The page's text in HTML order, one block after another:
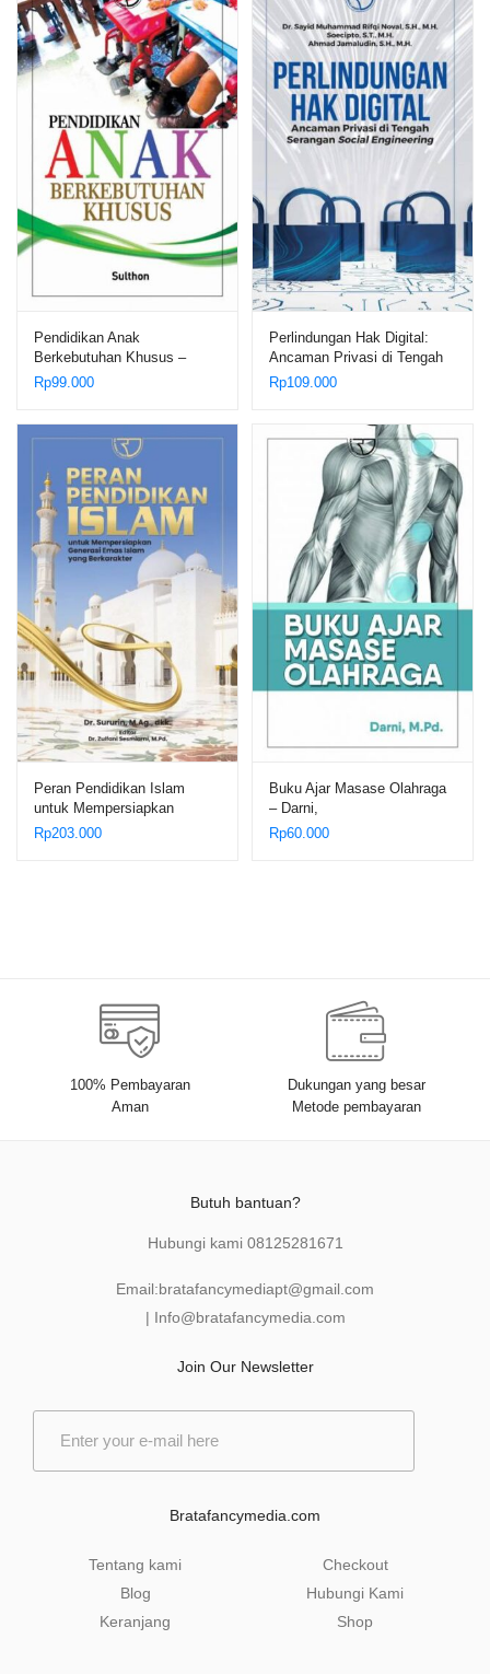
M.Ag.
Pendidikan Anak
Berkebutuhan Khusus –
Sulthon
Rp99.000
Perlindungan Hak Digital:
Ancaman Privasi di Tengah
Serangan Social Engineering
Rp109.000
Peran Pendidikan Islam
untuk Mempersiapkan
Generasi Emas Islam yang
Rp203.000
Buku Ajar Masase Olahraga
– Darni,
Rp60.000
100% Pembayaran
Aman
Dukungan yang besar
Metode pembayaran
Butuh bantuan?
Hubungi kami 08125281671
Email:bratafancymediapt@gmail.com
| Info@bratafancymedia.com
Join Our Newsletter
Bratafancymedia.com
Tentang kami
Blog
Keranjang
Checkout
Hubungi Kami
Shop